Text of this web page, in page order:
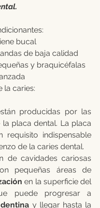
bucal
de baja calidad
y braquicéfalas
la caries:
la placa dental. La placa
requisito indispensable
de la caries dental.
de cavidades cariosas
puede progresar a
dentina